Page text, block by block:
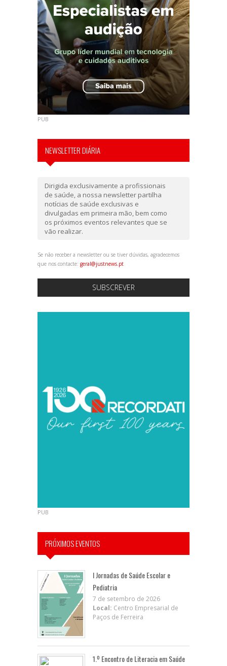
PUB
NEWSLETTER DIÁRIA
Dirigida exclusivamente a profissionais
de saúde, a nossa newsletter partilha
notícias de saúde exclusivas e
divulgadas em primeira mão, bem como
os próximos eventos relevantes que se
vão realizar.
Se não receber a newsletter ou se tiver dúvidas, agradecemos
que nos contacte: geral@justnews.pt
SUBSCREVER
PUB
PRÓXIMOS EVENTOS
I Jornadas de Saúde Escolar e
Pediatria
7 de setembro de 2026
Local: Centro Empresarial de
Paços de Ferreira
1.º Encontro de Literacia em Saúde